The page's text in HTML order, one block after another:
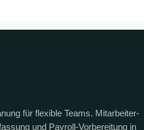
für flexible Teams. Mitarbeiter-
und Payroll-Vorbereitung in